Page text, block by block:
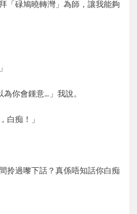
「碌鳩曉轉灣」為師，讓我能夠
為你會鍾意…」我說。
白痴！」
拎過嚟下話？真係唔知話你白痴